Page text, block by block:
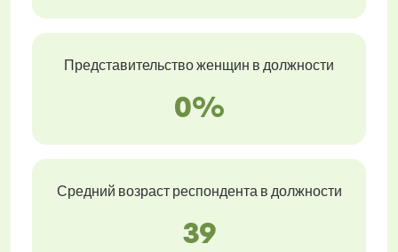
Представительство женщин в должности
0%
Средний возраст респондента в должности
39